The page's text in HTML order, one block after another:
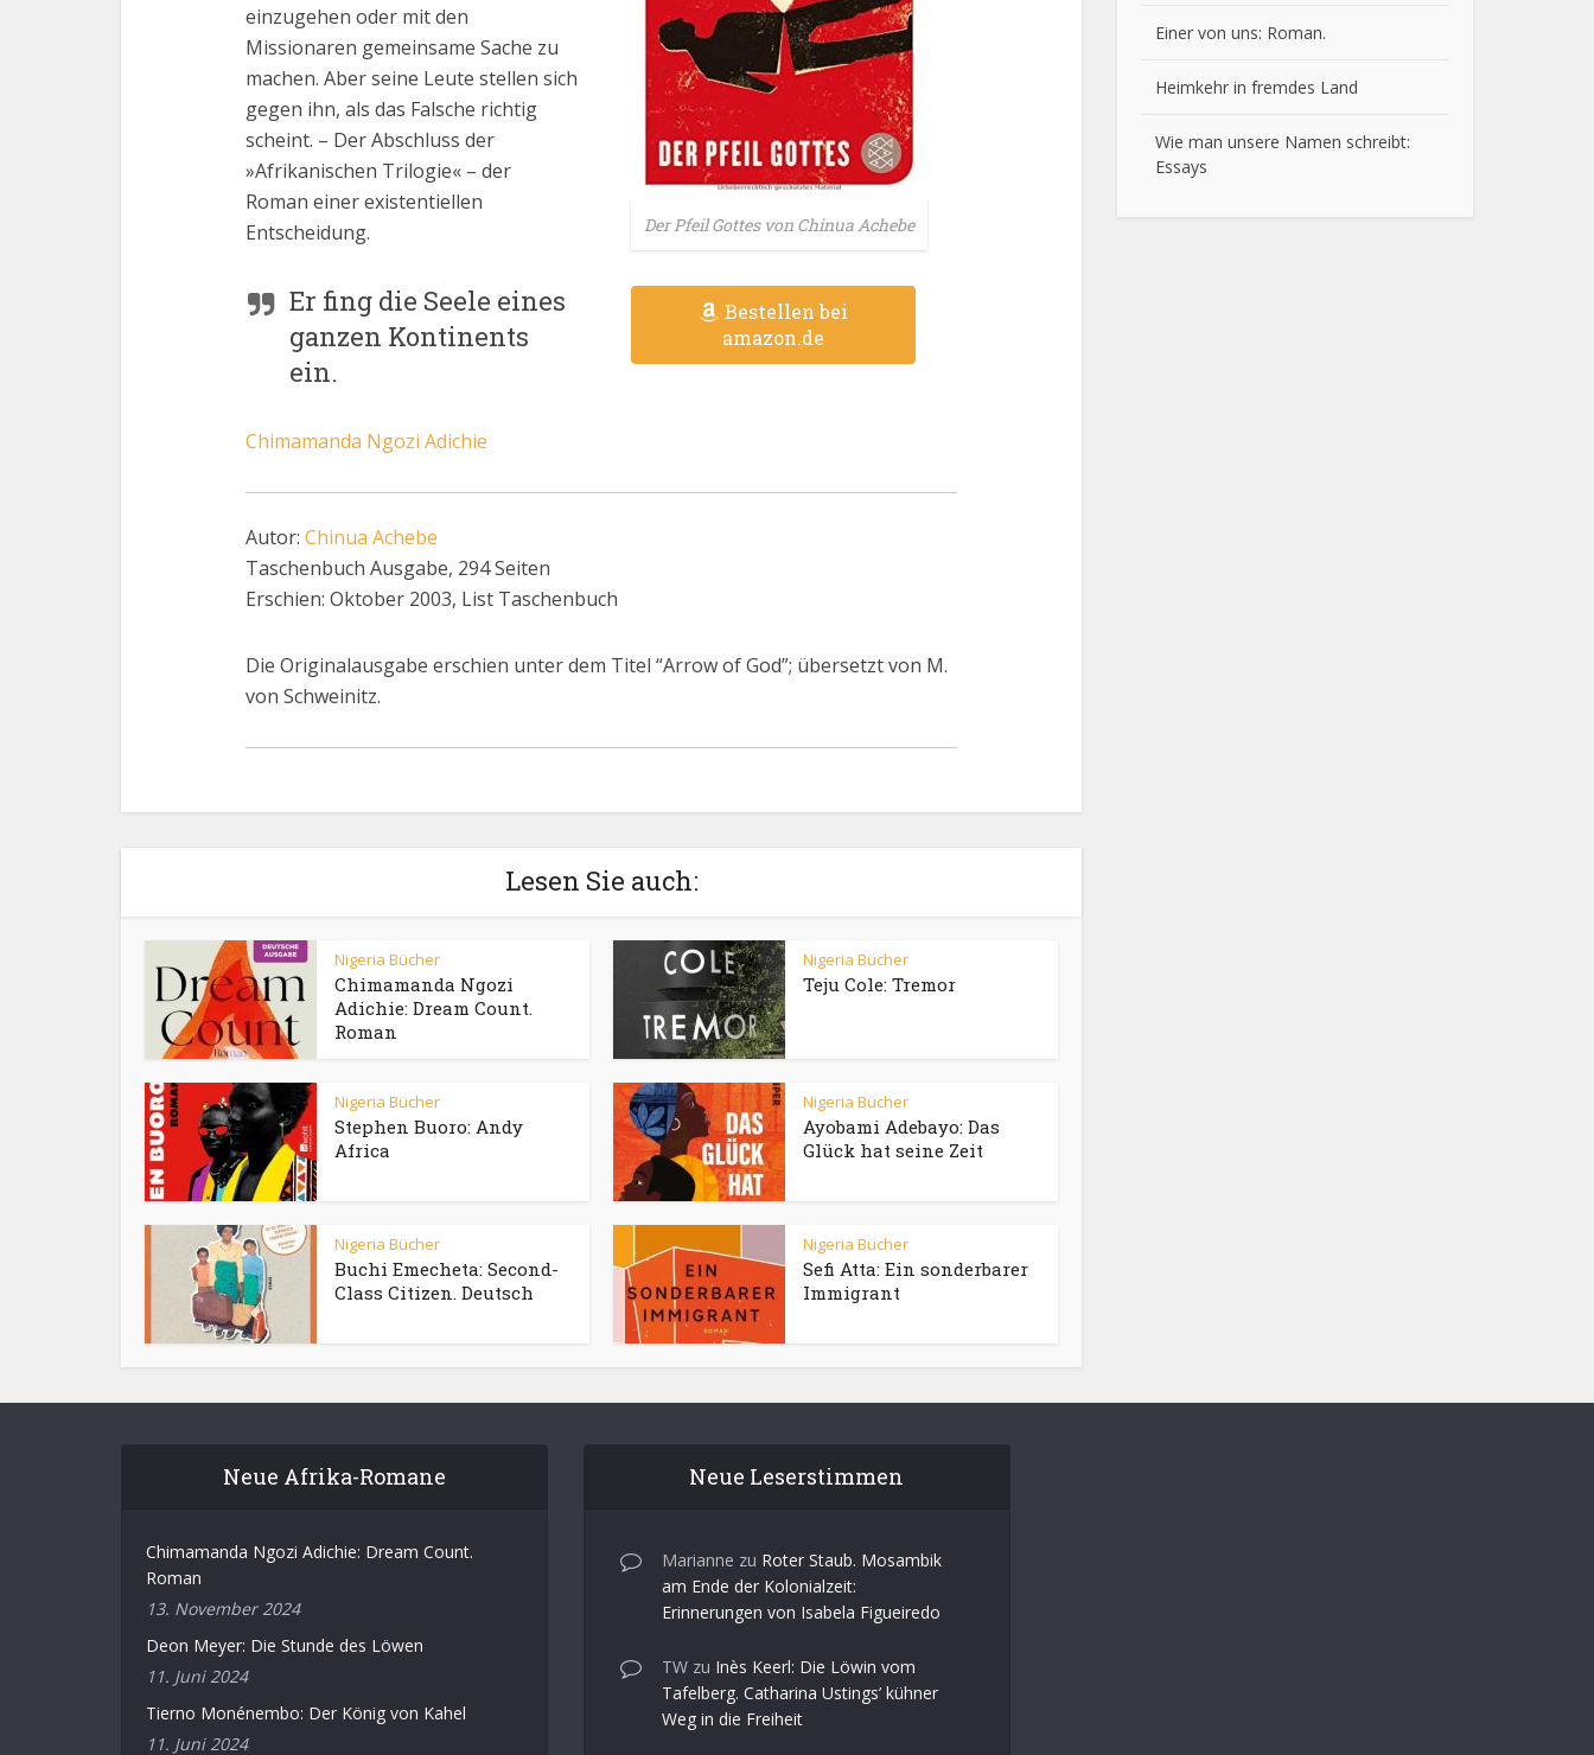
Der Pfeil Gottes von Chinua Achebe
Bestellen bei
amazon.de
einzugehen oder mit den
Missionaren gemeinsame Sache zu
machen. Aber seine Leute stellen sich
gegen ihn, als das Falsche richtig
scheint. – Der Abschluss der
»Afrikanischen Trilogie« – der
Roman einer existentiellen
Entscheidung.
Er fing die Seele eines
ganzen Kontinents
ein.
Chimamanda Ngozi Adichie
Autor: Chinua Achebe
Taschenbuch Ausgabe, 294 Seiten
Erschien: Oktober 2003, List Taschenbuch
Die Originalausgabe erschien unter dem Titel “Arrow of God”; übersetzt von M.
von Schweinitz.
Lesen Sie auch:
Nigeria Bücher
Chimamanda Ngozi
Adichie: Dream Count.
Roman
Nigeria Bücher
Teju Cole: Tremor
Nigeria Bücher
Stephen Buoro: Andy
Africa
Nigeria Bücher
Ayobami Adebayo: Das
Glück hat seine Zeit
Nigeria Bücher
Buchi Emecheta: Second-
Class Citizen. Deutsch
Nigeria Bücher
Sefi Atta: Ein sonderbarer
Immigrant
Einer von uns: Roman.
Heimkehr in fremdes Land
Wie man unsere Namen schreibt:
Essays
Neue Afrika-Romane
Chimamanda Ngozi Adichie: Dream Count.
Roman
13. November 2024
Deon Meyer: Die Stunde des Löwen
11. Juni 2024
Tierno Monénembo: Der König von Kahel
11. Juni 2024
Neue Leserstimmen
Marianne zu Roter Staub. Mosambik
am Ende der Kolonialzeit:
Erinnerungen von Isabela Figueiredo
TWzu Inès Keerl: Die Löwin vom
Tafelberg. Catharina Ustings’ kühner
Weg in die Freiheit